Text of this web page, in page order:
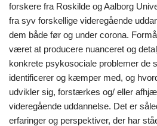
forskere fra Roskilde og Aalborg
fra syv forskellige videregående
dem både før og under corona.
været at producere nuanceret og
konkrete psykosociale problemer de
identificerer og kæmper med, og
udvikler sig, forstærkes og/ eller
videregående uddannelse. Det er
erfaringer og perspektiver, der har